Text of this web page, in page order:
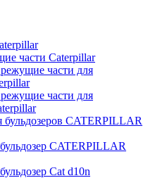
части Caterpillar
части для
части для
бульдозеров CATERPILLAR
CATERPILLAR
Сat d10n